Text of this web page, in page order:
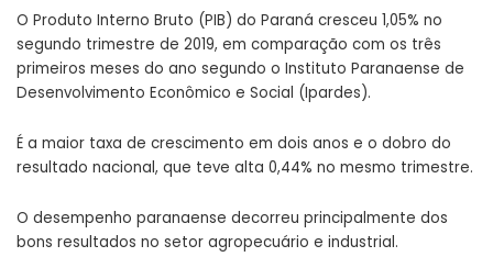
O Produto Interno Bruto (PIB) do Paraná cresceu 1,05% no
segundo trimestre de 2019, em comparação com os três
primeiros meses do ano segundo o Instituto Paranaense de
Desenvolvimento Econômico e Social (Ipardes).
É a maior taxa de crescimento em dois anos e o dobro do
resultado nacional, que teve alta 0,44% no mesmo trimestre.
O desempenho paranaense decorreu principalmente dos
bons resultados no setor agropecuário e industrial.